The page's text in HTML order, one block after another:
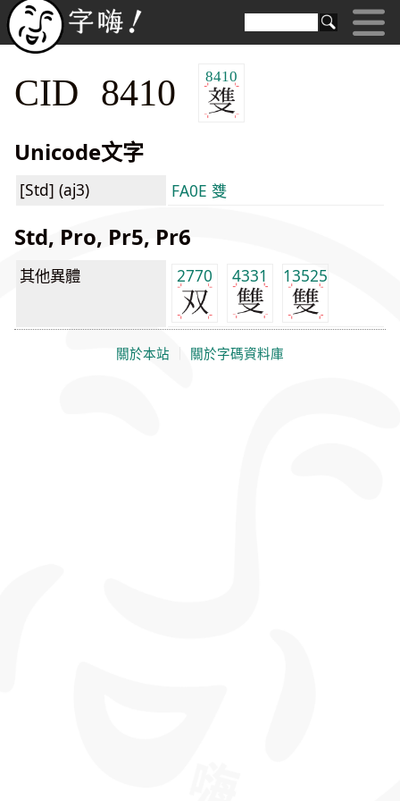
CID 8410 8410
Unicode文字
[Std] (aj3) FA0E 﨎
Std, Pro, Pr5, Pr6
其他異體 2770 4331 13525
關於本站 關於字碼資料庫